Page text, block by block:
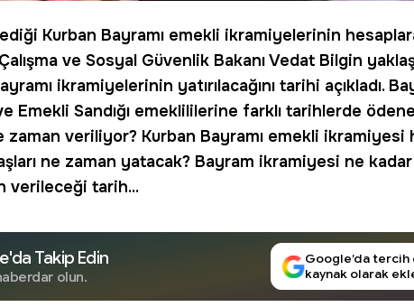
Kurban Bayramı emekli ikramiyelerinin
ve Sosyal Güvenlik Bakanı Vedat Bilgin
ikramiyelerinin yatırılacağını tarihi açıkladı.
Emekli Sandığı emeklililerine farklı tarihlerde
zaman veriliyor? Kurban Bayramı emekli ikramiyesi
ne zaman yatacak? Bayram ikramiyesi ne
verileceği tarih...
Takip Edin
olun.
Google’da
kaynak olarak